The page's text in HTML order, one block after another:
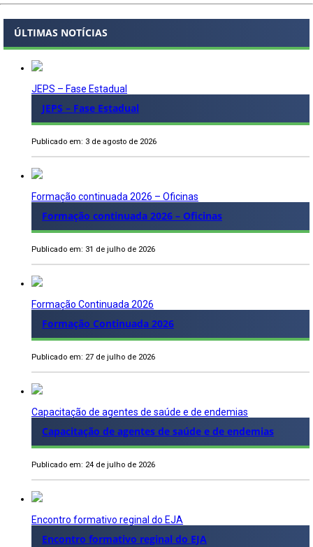
ÚLTIMAS NOTÍCIAS
JEPS – Fase Estadual
JEPS – Fase Estadual
Publicado em: 3 de agosto de 2026
Formação continuada 2026 – Oficinas
Formação continuada 2026 – Oficinas
Publicado em: 31 de julho de 2026
Formação Continuada 2026
Formação Continuada 2026
Publicado em: 27 de julho de 2026
Capacitação de agentes de saúde e de endemias
Capacitação de agentes de saúde e de endemias
Publicado em: 24 de julho de 2026
Encontro formativo reginal do EJA
Encontro formativo reginal do EJA